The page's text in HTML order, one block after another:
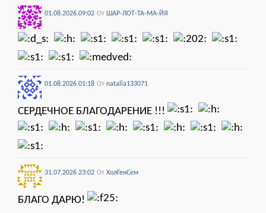
01.08.2026 09:02 От ШАР-ЛОТ-ТА-МА-ЙЯ
01.08.2026 01:18 От natalia133071
СЕРДЕЧНОЕ БЛАГОДАРЕНИЕ !!!
31.07.2026 23:02 От ХолГенСем
БЛАГО ДАРЮ!